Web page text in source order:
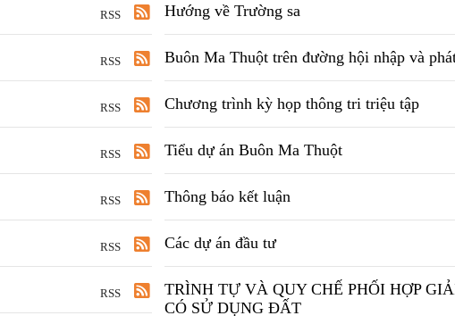
RSS Hướng về Trường sa
RSS Buôn Ma Thuột trên đường hội nhập và
RSS Chương trình kỳ họp thông tri triệu tập
RSS Tiểu dự án Buôn Ma Thuột
RSS Thông báo kết luận
RSS Các dự án đầu tư
RSS
TRÌNH TỰ VÀ QUY CHẾ PHỐI HỢP
CÓ SỬ DỤNG ĐẤT